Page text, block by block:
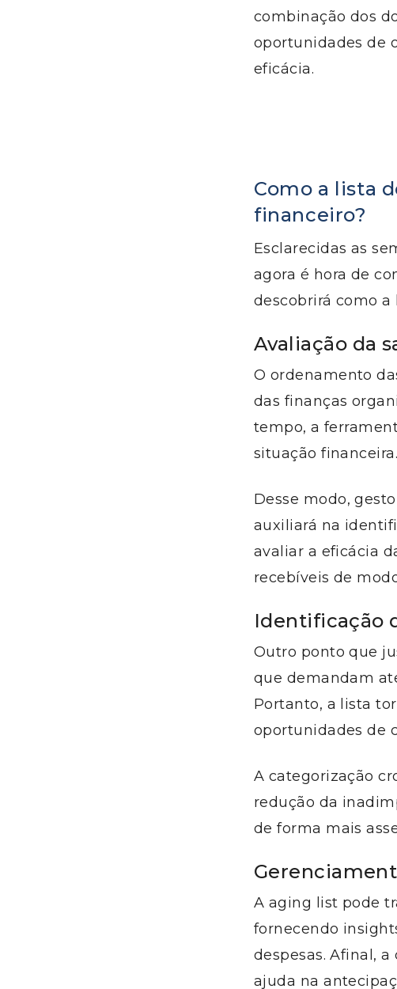
combinação dos
oportunidades de
eficácia.
Como a lista
financeiro?
Esclarecidas as
agora é hora de
descobrirá como
Avaliação da
O ordenamento
das finanças
tempo, a
situação financeira.
Desse modo,
auxiliará na
avaliar a eficácia
recebíveis de
Identificação
Outro ponto que
que demandam
Portanto, a lista
oportunidades de
A categorização
redução da
de forma mais
A aging list pode
fornecendo
despesas. Afinal,
ajuda na